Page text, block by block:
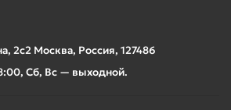
2с2 Москва, Россия, 127486
Сб, Вс — выходной.